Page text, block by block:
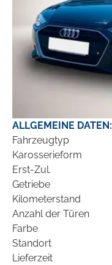
ALLGEMEINE DATEN:
Fahrzeugtyp
Karosserieform
Erst-Zul.
Getriebe
Kilometerstand
Anzahl der Türen
Farbe
Standort
Lieferzeit